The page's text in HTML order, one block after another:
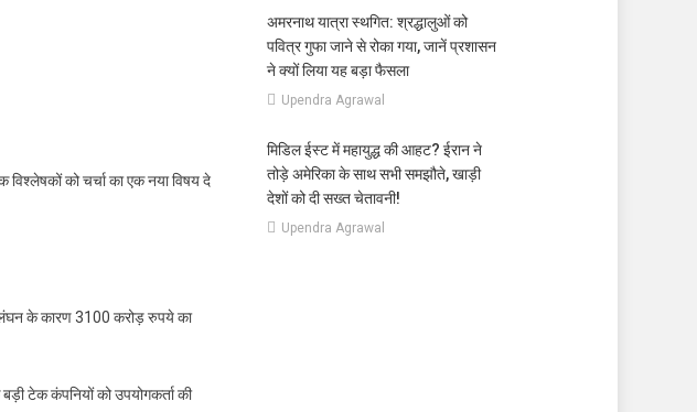
को चर्चा का एक नया विषय दे
के कारण 3100 करोड़ रुपये का
टेक कंपनियों को उपयोगकर्ता की
अमरनाथ यात्रा स्थगित: श्रद्धालुओं को
पवित्र गुफा जाने से रोका गया, जानें प्रशासन
ने क्यों लिया यह बड़ा फैसला
Upendra Agrawal
मिडिल ईस्ट में महायुद्ध की आहट? ईरान ने
तोड़े अमेरिका के साथ सभी समझौते, खाड़ी
देशों को दी सख्त चेतावनी!
Upendra Agrawal